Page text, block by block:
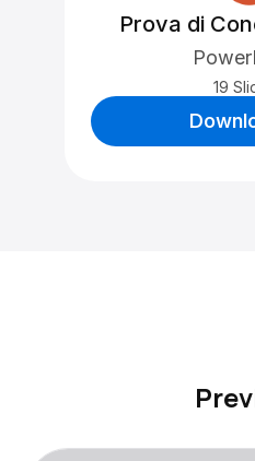
Prova di
19